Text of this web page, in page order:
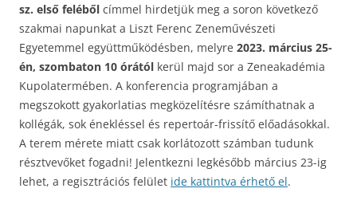
sz. első feléből címmel hirdetjük meg a soron következő
szakmai napunkat a Liszt Ferenc Zeneművészeti
Egyetemmel együttműködésben, melyre 2023. március 25-
én, szombaton 10 órától kerül majd sor a Zeneakadémia
Kupolatermében. A konferencia programjában a
megszokott gyakorlatias megközelítésre számíthatnak a
kollégák, sok énekléssel és repertoár-frissítő előadásokkal.
A terem mérete miatt csak korlátozott számban tudunk
résztvevőket fogadni! Jelentkezni legkésőbb március 23-ig
lehet, a regisztrációs felület ide kattintva érhető el.